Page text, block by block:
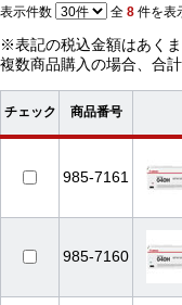
表示件数 全 8 件を表
※表記の税込金額はあく
複数商品購入の場合、合
チェック 商品番号
985-7161
985-7160